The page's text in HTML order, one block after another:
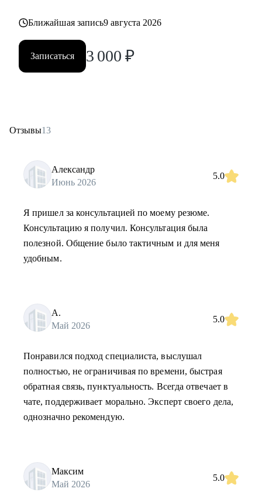
Ближайшая запись9 августа 2026
Записаться 3 000 ₽
Отзывы13
Александр
Июнь 2026
5.0
Я пришел за консультацией по моему резюме.
Консультацию я получил. Консультация была
полезной. Общение было тактичным и для меня
удобным.
А.
Май 2026
5.0
Понравился подход специалиста, выслушал
полностью, не ограничивая по времени, быстрая
обратная связь, пунктуальность. Всегда отвечает в
чате, поддерживает морально. Эксперт своего дела,
однозначно рекомендую.
Максим
Май 2026
5.0